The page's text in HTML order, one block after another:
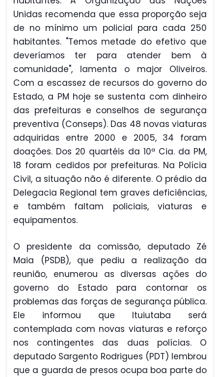
Unidas recomenda que essa proporção seja
de no mínimo um policial para cada 250
habitantes. "Temos metade do efetivo que
deveríamos ter para atender bem à
comunidade", lamenta o major Oliveiros.
Com a escassez de recursos do governo do
Estado, a PM hoje se sustenta com dinheiro
das prefeituras e conselhos de segurança
preventiva (Conseps). Das 48 novas viaturas
adquiridas entre 2000 e 2005, 34 foram
doações. Dos 20 quartéis da 10ª Cia. da PM,
18 foram cedidos por prefeituras. Na Polícia
Civil, a situação não é diferente. O prédio da
Delegacia Regional tem graves deficiências,
e também faltam policiais, viaturas e
equipamentos.
O presidente da comissão, deputado Zé
Maia (PSDB), que pediu a realização da
reunião, enumerou as diversas ações do
governo do Estado para contornar os
problemas das forças de segurança pública.
Ele informou que Ituiutaba será
contemplada com novas viaturas e reforço
nos contingentes das duas polícias. O
deputado Sargento Rodrigues (PDT) lembrou
que a guarda de presos ocupa boa parte do